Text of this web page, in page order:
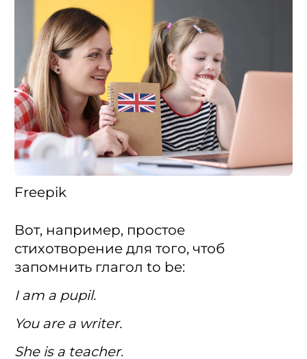
Freepik
Вот, например, простое
стихотворение для того, чтоб
запомнить глагол to be:
I am a pupil.
You are a writer.
She is a teacher.